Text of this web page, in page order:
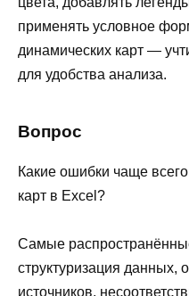
применять условное
динамических карт —
для удобства анализа.
Вопрос
Какие ошибки чаще
карт в Excel?
Самые
структуризация данных,
источников,